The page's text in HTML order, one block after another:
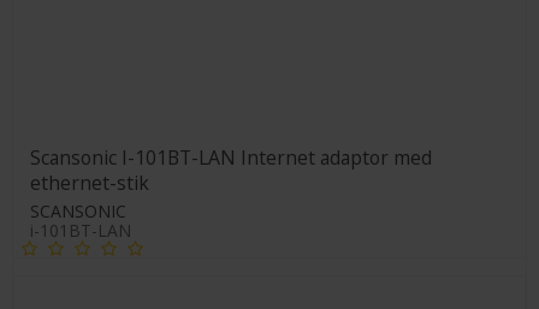
Scansonic I-101BT-LAN Internet adaptor med
ethernet-stik
SCANSONIC
i-101BT-LAN